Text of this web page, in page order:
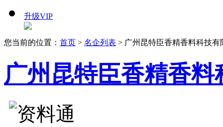
升级VIP
您当前的位置： 首页 > 名企列表 > 广州昆特臣香精香料科技有
广州昆特臣香精香